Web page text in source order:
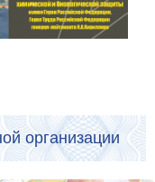
организации